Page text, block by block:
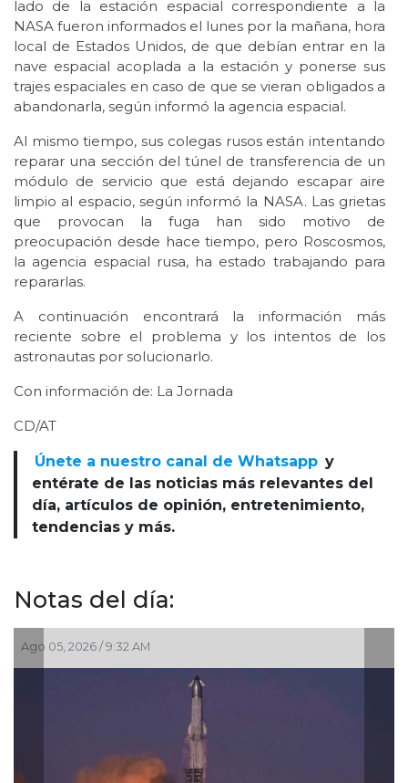
lado de la estación espacial correspondiente a la
NASA fueron informados el lunes por la mañana, hora
local de Estados Unidos, de que debían entrar en la
nave espacial acoplada a la estación y ponerse sus
trajes espaciales en caso de que se vieran obligados a
abandonarla, según informó la agencia espacial.
Al mismo tiempo, sus colegas rusos están intentando
reparar una sección del túnel de transferencia de un
módulo de servicio que está dejando escapar aire
limpio al espacio, según informó la NASA. Las grietas
que provocan la fuga han sido motivo de
preocupación desde hace tiempo, pero Roscosmos,
la agencia espacial rusa, ha estado trabajando para
repararlas.
A continuación encontrará la información más
reciente sobre el problema y los intentos de los
astronautas por solucionarlo.
Con información de: La Jornada
CD/AT
Únete a nuestro canal de Whatsapp y
entérate de las noticias más relevantes del
día, artículos de opinión, entretenimiento,
tendencias y más.
Notas del día:
Ago 05, 2026 / 9:32 AM